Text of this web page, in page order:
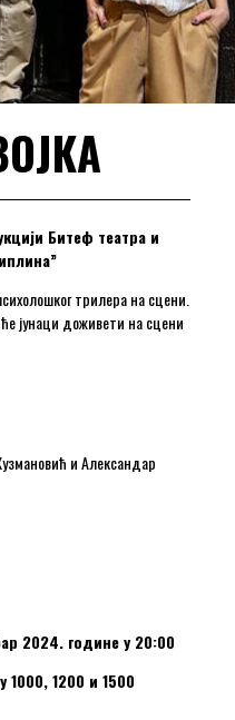
Битеф театра и
трилера на сцени.
јунаци доживети на сцени
и Александар
2024. године у 20:00
1000, 1200 и 1500